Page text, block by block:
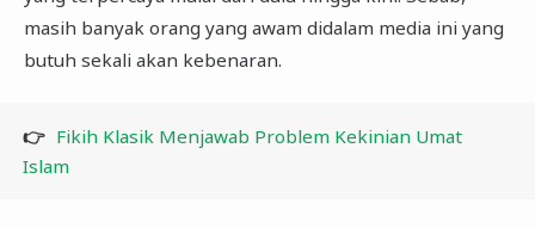
masih banyak orang yang awam didalam media ini yang
butuh sekali akan kebenaran.
👉 Fikih Klasik Menjawab Problem Kekinian Umat
Islam